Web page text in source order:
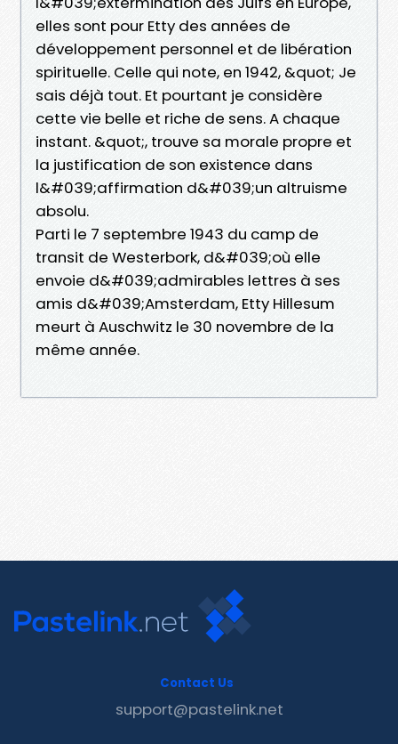
elles sont pour Etty des années de
développement personnel et de libération
spirituelle. Celle qui note, en 1942, &quot; Je
sais déjà tout. Et pourtant je considère
cette vie belle et riche de sens. A chaque
instant. &quot;, trouve sa morale propre et
la justification de son existence dans
l&#039;affirmation d&#039;un altruisme
absolu.
Parti le 7 septembre 1943 du camp de
transit de Westerbork, d&#039;où elle
envoie d&#039;admirables lettres à ses
amis d&#039;Amsterdam, Etty Hillesum
meurt à Auschwitz le 30 novembre de la
même année.
Contact Us
support@pastelink.net